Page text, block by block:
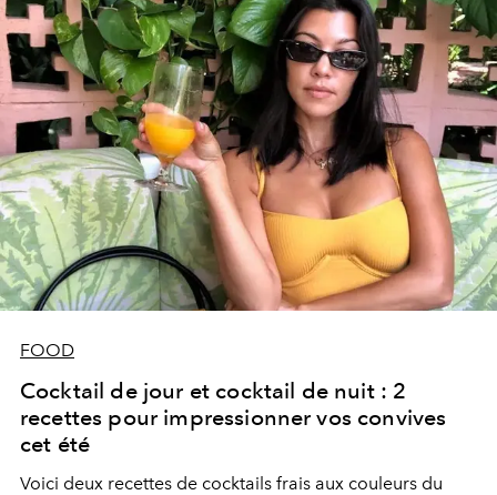
FOOD
Cocktail de jour et cocktail de nuit : 2
recettes pour impressionner vos convives
cet été
Voici deux recettes de cocktails frais aux couleurs du